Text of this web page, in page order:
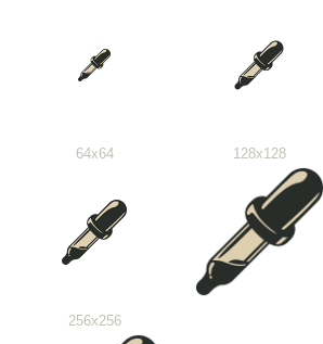
64x64 128x128
256x256